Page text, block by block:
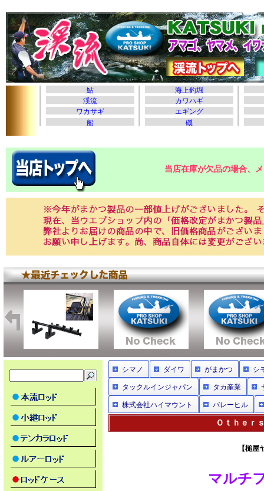
当店在庫が欠品の場合、
シマノ ダイワ がまかつ シ
タックルインジャパン タカ産業
株式会社ハイマウント バレーヒル
Ｏｔｈｅｒ
【槌
マルチ